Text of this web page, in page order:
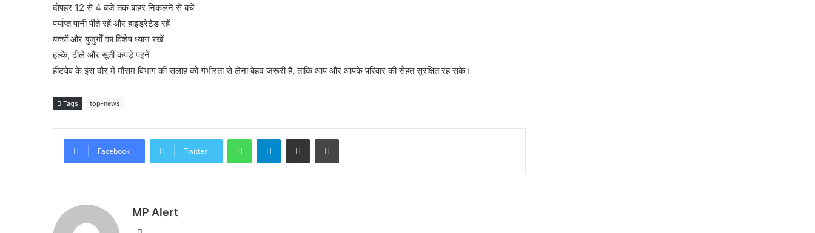
दोपहर 12 से 4 बजे तक बाहर निकलने से बचें
पर्याप्त पानी पीते रहें और हाइड्रेटेड रहें
बच्चों और बुजुर्गों का विशेष ध्यान रखें
हल्के, ढीले और सूती कपड़े पहनें
हीटवेव के इस दौर में मौसम विभाग की सलाह को गंभीरता से लेना बेहद जरूरी है, ताकि आप और आपके परिवार की सेहत सुरक्षित रह सके।
Tags top-news
Facebook Twitter
WhatsAppTelegramShare via Email Print
MP Alert